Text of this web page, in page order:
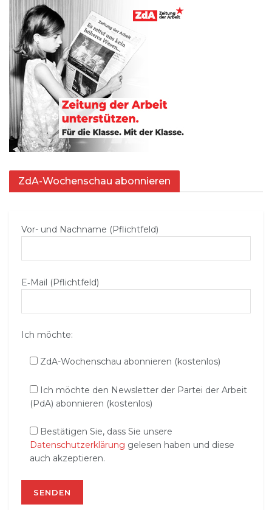
ZdA-Wochenschau abonnieren
Vor- und Nachname (Pflichtfeld)
E‑Mail (Pflichtfeld)
Ich möchte:
ZdA-Wochenschau abonnieren (kostenlos)
Ich möchte den Newsletter der Partei der Arbeit
(PdA) abonnieren (kostenlos)
Bestätigen Sie, dass Sie unsere
Datenschutzerklärung gelesen haben und diese
auch akzeptieren.